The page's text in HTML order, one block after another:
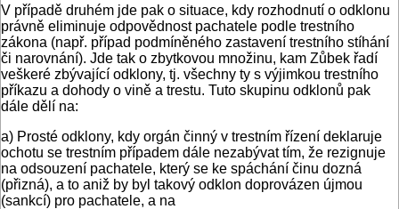
V případě druhém jde pak o situace, kdy rozhodnutí o odklonu
právně eliminuje odpovědnost pachatele podle trestního
zákona (např. případ podmíněného zastavení trestního stíhání
či narovnání). Jde tak o zbytkovou množinu, kam Zůbek řadí
veškeré zbývající odklony, tj. všechny ty s výjimkou trestního
příkazu a dohody o vině a trestu. Tuto skupinu odklonů pak
dále dělí na:
a) Prosté odklony, kdy orgán činný v trestním řízení deklaruje
ochotu se trestním případem dále nezabývat tím, že rezignuje
na odsouzení pachatele, který se ke spáchání činu dozná
(přizná), a to aniž by byl takový odklon doprovázen újmou
(sankcí) pro pachatele, a na